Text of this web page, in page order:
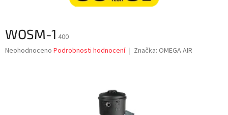
WOSM-1 400
Průměrné
Neohodnoceno Podrobnosti hodnocení Značka: OMEGA AIR